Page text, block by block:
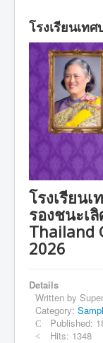
สิ่งแวดล้อมคุ้ม
มอนเตสซอรี่คุ้
ครอบครัวเล็ก
รางวัลและเกียร
ชุมชนคุ้มหนอ
คนขอนแก่นไม่
บุคลากร
วิสัยทัศน์ พันธกิ
โครงสร้างภาย
ข่าวประกาศ
การแต่งกายและ
ข้อมูลนักเรียน
ข้อมูลทั่วไป
โรงเรียนเท
โรงเรียน
รองชนะเ
Thailand
2026
Details
Written by
Category:
Published:
Hits: 1348